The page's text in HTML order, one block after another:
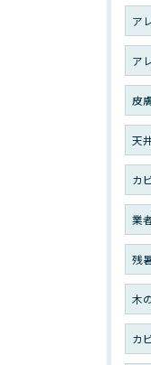
ア
ア
皮
天
カ
業
残
木
カ